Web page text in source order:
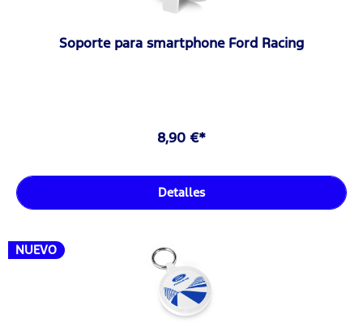
Soporte para smartphone Ford Racing
8,90 €*
Detalles
NUEVO